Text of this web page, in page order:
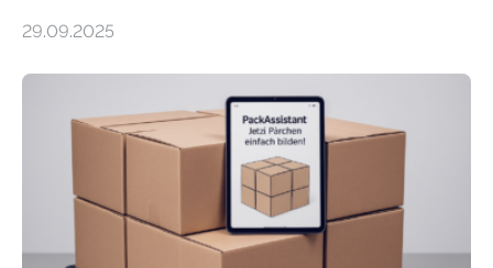
Mensch-Maschine-Schnittstelle so sehr vereinfacht,
Die zugrunde liegende Methodik lässt sich auf alle
anderen Maschinen übertragen. Eine Falzmaschine
umzurüsten ist ein Job für echte Profis. Eine solche
Maschine faltet in Druckereien Broschüren, Prospekte,
Landkarten und vieles mehr – mehrere Zehntausend
Exemplare pro Stunde. Je nach Maschinentyp und
Auftrag kann das Umrüsten…
29.09.2025